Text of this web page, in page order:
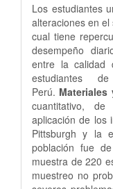
Los estudiantes
alteraciones en
cual tiene
desempeño
entre la calidad
estudiantes
Perú. Materiales
cuantitativo,
aplicación de los
Pittsburgh y la
población fue
muestra de 220
muestreo no